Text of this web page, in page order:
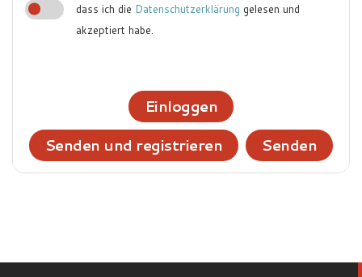
dass ich die Datenschutzerklärung gelesen und
akzeptiert habe.
Einloggen
Senden und registrieren
Senden